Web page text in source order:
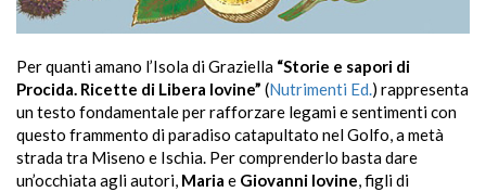
Per quanti amano l’Isola di Graziella “Storie e sapori di
Procida. Ricette di Libera Iovine” (Nutrimenti Ed.) rappresenta
un testo fondamentale per rafforzare legami e sentimenti con
questo frammento di paradiso catapultato nel Golfo, a metà
strada tra Miseno e Ischia. Per comprenderlo basta dare
un’occhiata agli autori, Maria e Giovanni Iovine, figli di